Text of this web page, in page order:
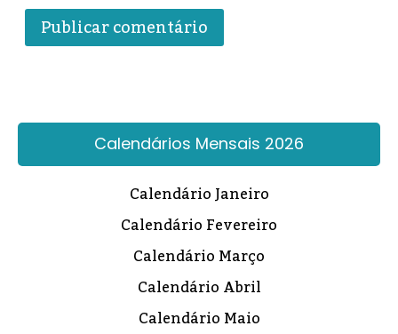
Calendários Mensais 2026
Calendário Janeiro
Calendário Fevereiro
Calendário Março
Calendário Abril
Calendário Maio